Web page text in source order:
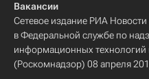
Вакансии
Сетевое издание РИА Новости
в Федеральной службе по
информационных
(Роскомнадзор) 08 апреля